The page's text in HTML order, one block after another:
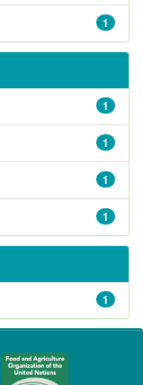
1
1
1
1
1
1